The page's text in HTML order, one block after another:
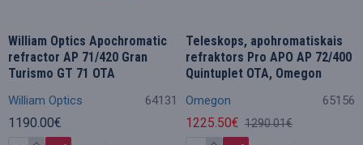
William Optics 64131
William Optics Apochromatic
refractor AP 71/420 Gran
Turismo GT 71 OTA
1190.00€
Omegon 65156
Teleskops, apohromatiskais
refraktors Pro APO AP 72/400
Quintuplet OTA, Omegon
1225.50€ 1290.01€